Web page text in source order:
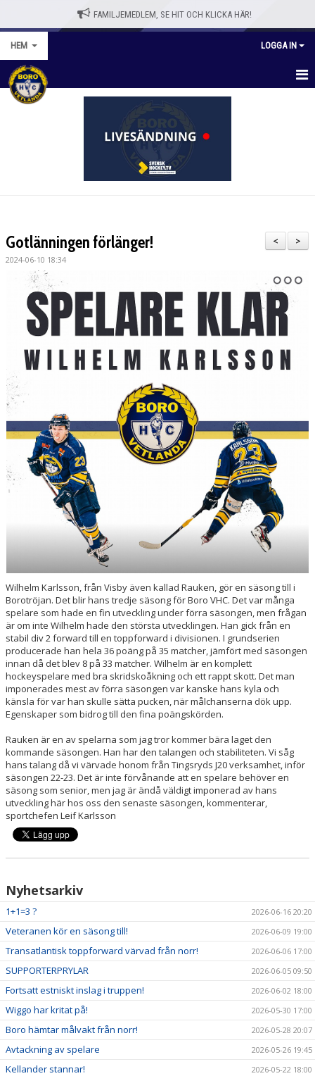
FAMILJEMEDLEM, SE HIT OCH KLICKA HÄR!
HEM LOGGA IN
HEM
KALENDER
OM KLUBBEN
KONTAKT
TABELL A-LAG
SVENSK HOCKEY TV
SWISH
DOKUMENT
>
<
Gotlänningen förlänger!
2024-06-10 18:34
Wilhelm Karlsson, från Visby även kallad Rauken, gör en säsong till i
Borotröjan. Det blir hans tredje säsong för Boro VHC. Det var många
spelare som hade en fin utveckling under förra säsongen, men frågan
är om inte Wilhelm hade den största utvecklingen. Han gick från en
stabil div 2 forward till en toppforward i divisionen. I grundserien
producerade han hela 36 poäng på 35 matcher, jämfört med säsongen
innan då det blev 8 på 33 matcher. Wilhelm är en komplett
hockeyspelare med bra skridskoåkning och ett rappt skott. Det man
imponerades mest av förra säsongen var kanske hans kyla och
känsla för var han skulle sätta pucken, när målchanserna dök upp.
Egenskaper som bidrog till den fina poängskörden.
Rauken är en av spelarna som jag tror kommer bära laget den
kommande säsongen. Han har den talangen och stabiliteten. Vi såg
hans talang då vi värvade honom från Tingsryds J20 verksamhet, inför
säsongen 22-23. Det är inte förvånande att en spelare behöver en
säsong som senior, men jag är ändå väldigt imponerad av hans
utveckling här hos oss den senaste säsongen, kommenterar,
sportchefen Leif Karlsson
Nyhetsarkiv
1+1=3 ? 2026-06-16 20:20
Veteranen kör en säsong till! 2026-06-09 19:00
Transatlantisk toppforward värvad från norr! 2026-06-06 17:00
SUPPORTERPRYLAR 2026-06-05 09:50
Fortsatt estniskt inslag i truppen! 2026-06-02 18:00
Wiggo har kritat på! 2026-05-30 17:00
Boro hämtar målvakt från norr! 2026-05-28 20:07
Avtackning av spelare 2026-05-26 19:45
Kellander stannar! 2026-05-22 18:00